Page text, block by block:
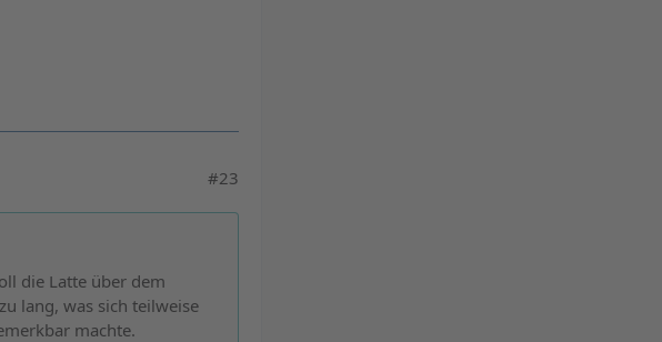
#23
die Latte über dem
lang, was sich teilweise
machte.